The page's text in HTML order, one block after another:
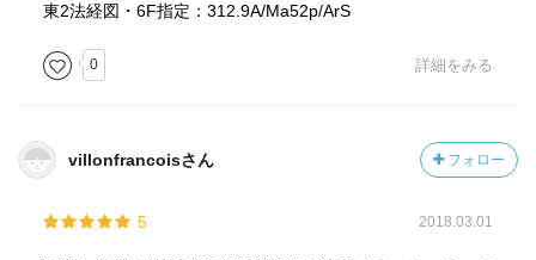
東2法経図・6F指定：312.9A/Ma52p/ArS
0 詳細をみる
villonfrancoisさん フォロー
5 2018.03.01